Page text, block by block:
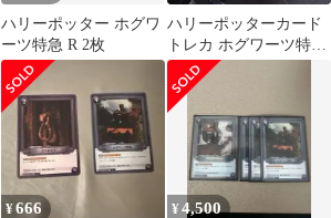
ハリーポッター ホグワ
ーツ特急 R 2枚
ハリーポッターカード
トレカ ホグワーツ特急
01-034a R パラレル
¥666 ¥4,500